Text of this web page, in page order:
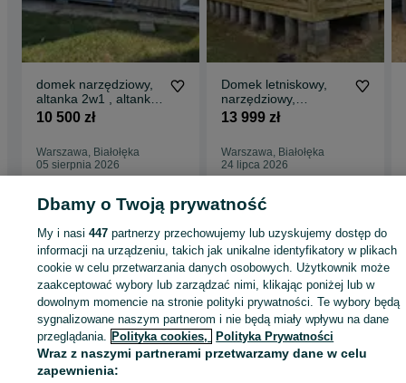
domek narzędziowy,
altanka 2w1 , altanki,
wiaty, altany,
10 500 zł
Warszawa, Białołęka
05 sierpnia 2026
Domek letniskowy,
narzędziowy,
ogrodowy Montaż w
13 999 zł
Warszawa, Białołęka
24 lipca 2026
Mazowieckie
Domki - Warszawa Domki - Białołęka
KATEGORIA
ID:890381677 Wyświetlenia:
Dbamy o Twoją prywatność
My i nasi447 partnerzy przechowujemy lub uzyskujemy dostęp do
informacji na urządzeniu, takich jak unikalne identyfikatory w plikach
cookie w celu przetwarzania danych osobowych. Użytkownik może
zaakceptować wybory lub zarządzać nimi, klikając poniżej lub w
dowolnym momencie na stronie polityki prywatności. Te wybory będą
sygnalizowane naszym partnerom i nie będą miały wpływu na dane
przeglądania. Polityka cookies, Polityka Prywatności
Wraz z naszymi partnerami przetwarzamy dane w celu
zapewnienia: